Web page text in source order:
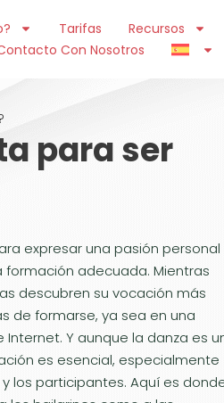
Tarifas Recursos
Con Nosotros
para ser
expresar una pasión personal
formación adecuada. Mientras
descubren su vocación más
de formarse, ya sea en una
Y aunque la danza es
es esencial, especialmente
los participantes. Aquí es